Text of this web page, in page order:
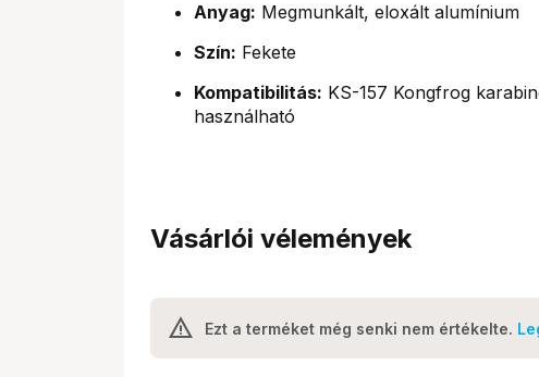
Anyag: Megmunkált, eloxált alumínium
Szín: Fekete
Kompatibilitás: KS-157 Kongfrog
használható
Vásárlói vélemények
Ezt a terméket még senki nem értékelte.